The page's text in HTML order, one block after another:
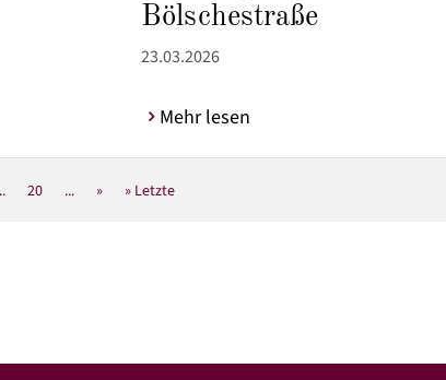
Bölschestraße
23.03.2026
Mehr lesen
20 ... » » Letzte